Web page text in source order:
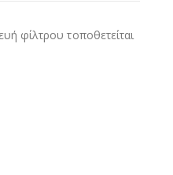
φίλτρου τοποθετείται